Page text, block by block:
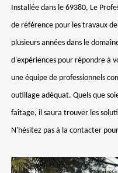
Installée dans le 69380, Le
de référence pour les travaux
plusieurs années dans le
d'expériences pour répondre à
une équipe de professionnels
outillage adéquat. Quels que
faîtage, il saura trouver les
N'hésitez pas à la contacter